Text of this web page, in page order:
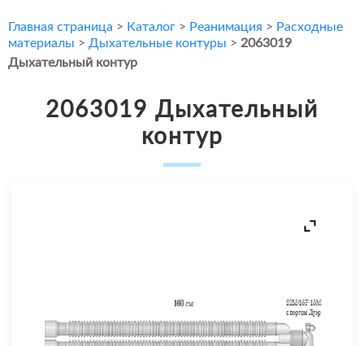
Главная страница > Каталог > Реанимация > Расходные
материалы > Дыхательные контуры > 2063019
Дыхательный контур
2063019 Дыхательный
контур